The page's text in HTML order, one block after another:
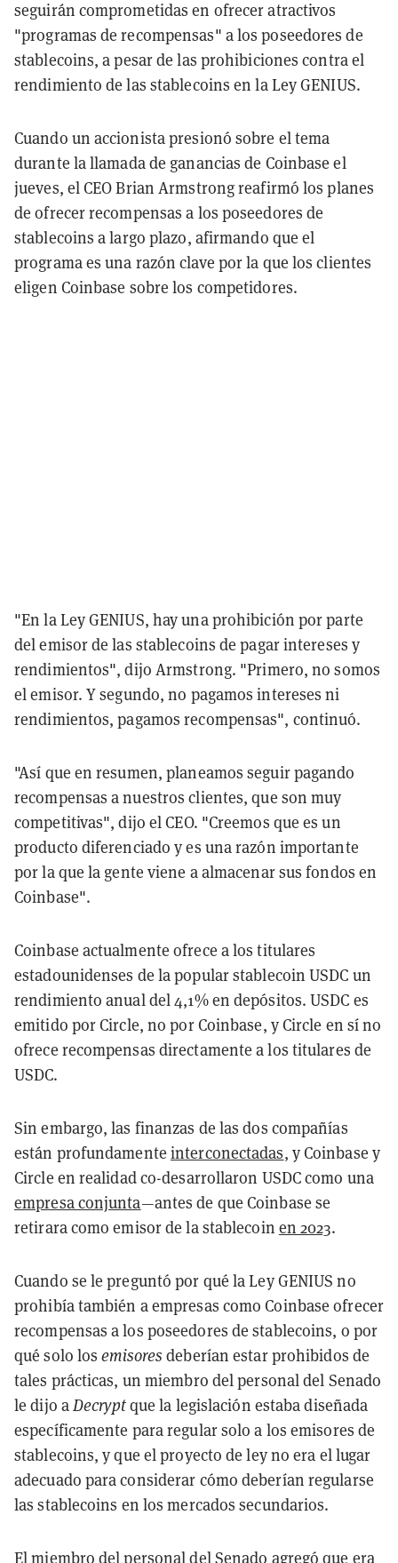
seguirán comprometidas en ofrecer atractivos
"programas de recompensas" a los poseedores de
stablecoins, a pesar de las prohibiciones contra el
rendimiento de las stablecoins en la Ley GENIUS.
Cuando un accionista presionó sobre el tema
durante la llamada de ganancias de Coinbase el
jueves, el CEO Brian Armstrong reafirmó los planes
de ofrecer recompensas a los poseedores de
stablecoins a largo plazo, afirmando que el
programa es una razón clave por la que los clientes
eligen Coinbase sobre los competidores.
"En la Ley GENIUS, hay una prohibición por parte
del emisor de las stablecoins de pagar intereses y
rendimientos", dijo Armstrong. "Primero, no somos
el emisor. Y segundo, no pagamos intereses ni
rendimientos, pagamos recompensas", continuó.
"Así que en resumen, planeamos seguir pagando
recompensas a nuestros clientes, que son muy
competitivas", dijo el CEO. "Creemos que es un
producto diferenciado y es una razón importante
por la que la gente viene a almacenar sus fondos en
Coinbase".
Coinbase actualmente ofrece a los titulares
estadounidenses de la popular stablecoin USDC un
rendimiento anual del 4,1% en depósitos. USDC es
emitido por Circle, no por Coinbase, y Circle en sí no
ofrece recompensas directamente a los titulares de
USDC.
Sin embargo, las finanzas de las dos compañías
están profundamenteinterconectadas, y Coinbase y
Circle en realidad co-desarrollaron USDC como una
empresa conjunta—antes de que Coinbase se
retirara como emisor de la stablecoin en 2023.
Cuando se le preguntó por qué la Ley GENIUS no
prohibía también a empresas como Coinbase ofrecer
recompensas a los poseedores de stablecoins, o por
qué solo losemisores deberían estar prohibidos de
tales prácticas, un miembro del personal del Senado
le dijo aDecryptque la legislación estaba diseñada
específicamente para regular solo a los emisores de
stablecoins, y que el proyecto de ley no era el lugar
adecuado para considerar cómo deberían regularse
las stablecoins en los mercados secundarios.
El miembro del personal del Senado agregó que era